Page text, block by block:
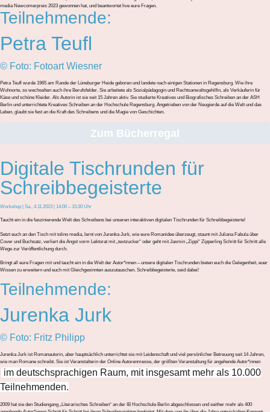
media Newcomerpreis 2023 gewonnen hat, und beantwortet live eure Fragen.
Teilnehmende:
Petra Teufl
© Foto: Fotoart Wiesner
Petra Teufl wurde 1965 am Rande der Lüneburger Heide geboren und landete nach einigen Stationen in Regensburg. Wie ihre
Wohnorte, so wechselten auch ihre Berufsfelder. Sie arbeitete als Sozialpädagogin und Rechtsanwaltsgehilfin, als Verkäuferin für
Käse und schöne Kleider. Als Autorin ist sie seit 15 Jahren aktiv. Sie studierte Kreatives und Biografisches Schreiben an der ASH
Berlin und unterrichtete Kreatives Schreiben an der Hochschule Regensburg. Angetrieben von der Neugierde auf die Welt und das
Leben, glaubt sie fest an die Kraft des Schreibens und die Magie von Geschichten.
Zum Bücherregal
Digitale Tischrunden für
Schreibbegeisterte
Workshop | Sa., 4.11.2023 | 14:00 – 15:30 Uhr
Taucht ein in die faszinierende Welt des Schreibens bei unseren interaktiven digitalen Tischrunden für Schreibbegeisterte!
Setzt euch an den Tisch mit tolino media, lernt von Jurenka Jurk, wie eure Romanidee überzeugt, staunt mit Juliana Fabula über
Cover und Buchsatz, verliert die Angst vorm Lektorat mit „textzucker“ oder geht mit Jasmin „Zippi“ Zipperling Schritt für Schritt alle
Wege zur Veröffentlichung durch.
Bringt all eure Fragen mit und taucht ein in die Welt der Autor*innen – unsere digitalen Tischrunden bieten euch die Gelegenheit, euer
Wissen zu erweitern und euch mit Gleichgesinnten auszutauschen. Schreibbegeisterte, seid dabei!
Teilnehmende:
Jurenka Jurk
© Foto: Fritz Philipp
Jurenka Jurk ist Romanautorin, aber hauptsächlich unterrichtet sie mit Leidenschaft und viel persönlicher Betreuung seit 14 Jahren,
wie man Romane schreibt. Sie ist Veranstalterin der Online Autorenmesse, der größten Veranstaltung für angehende Autor*innen
im deutschsprachigen Raum, mit insgesamt mehr als 10.000
Teilnehmenden.
2009 hat sie den Studiengang „Literarisches Schreiben“ an der IB Hochschule Berlin abgeschlossen und seither mehr als 400